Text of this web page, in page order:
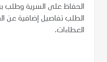
الحفاظ على السرية وطلب
الطلب تفاصيل إضافية عن
العطاءات.